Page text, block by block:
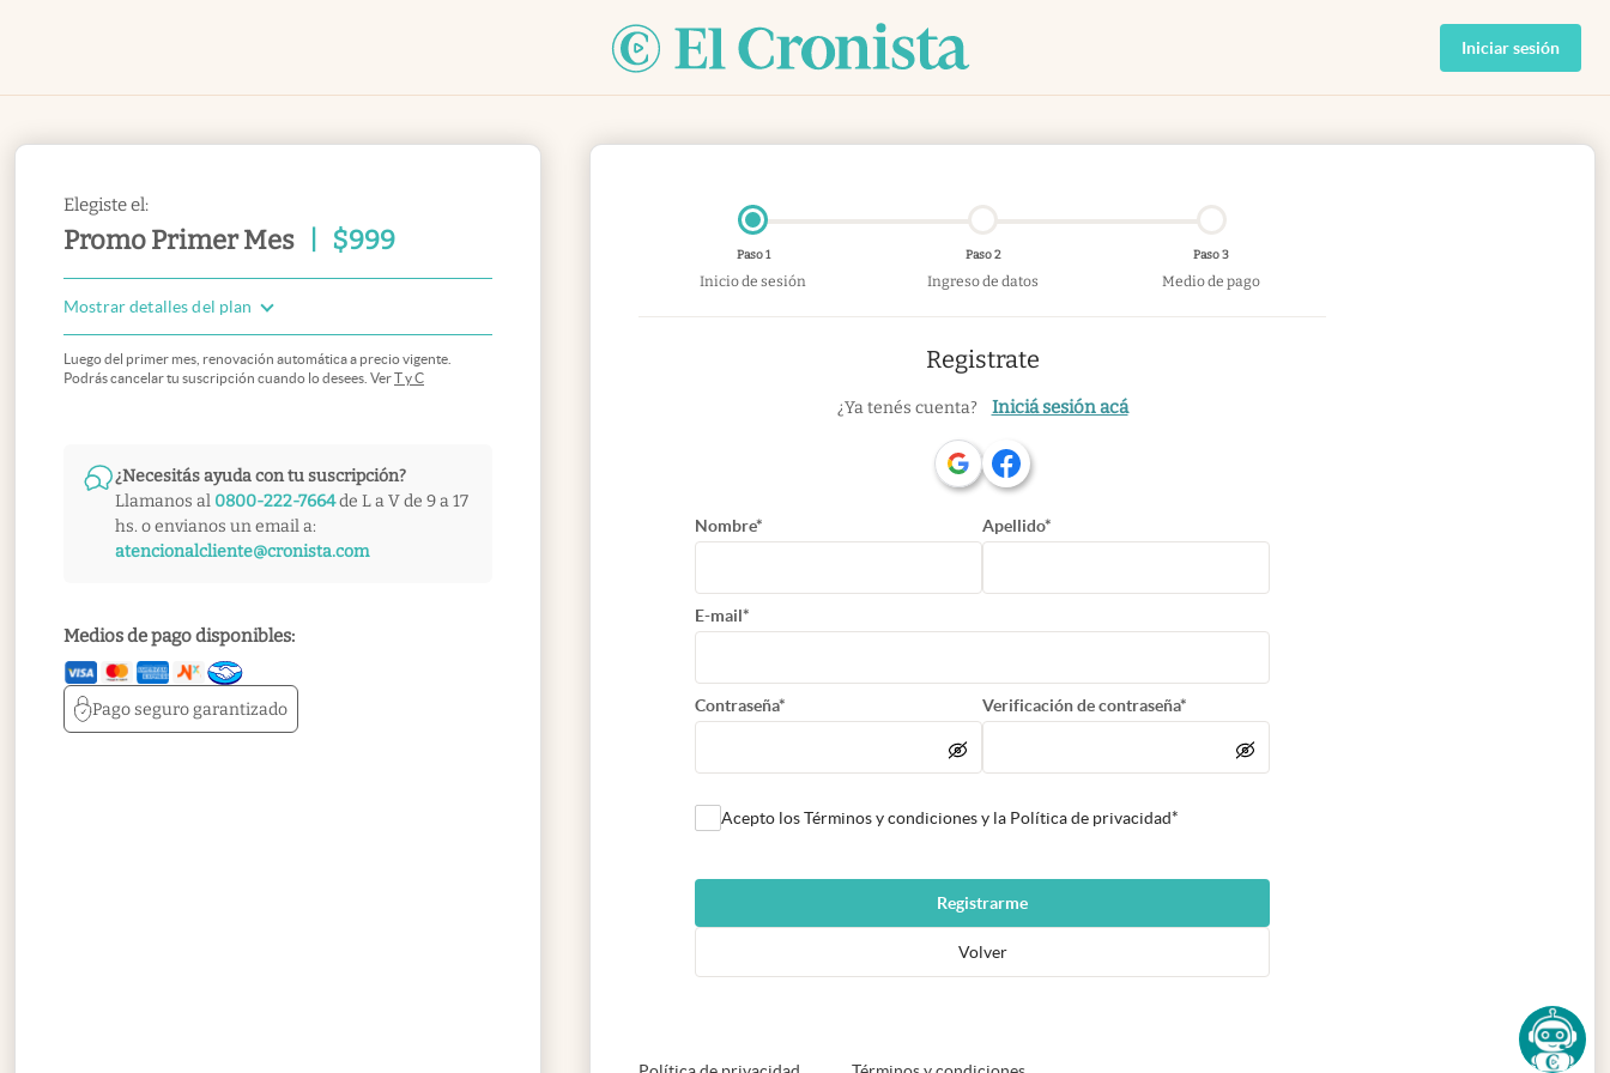
Iniciar sesión
Elegiste el:
Promo Primer Mes $999
Mostrar detalles del plan
Luego del primer mes, renovación automática a precio vigente.
Podrás cancelar tu suscripción cuando lo desees. VerT y C
¿Necesitás ayuda con tu suscripción?
Llamanos al 0800-222-7664de L a V de 9 a 17
hs. o envianos un email a:
atencionalcliente@cronista.com
Medios de pago disponibles:
Pago segurogarantizado
Paso 1
Inicio de sesión
Paso 2
Ingreso de datos
Paso 3
Medio de pago
Registrate
¿Ya tenés cuenta? Iniciá sesión acá
Nombre* Apellido*
E-mail*
Contraseña* Verificación de contraseña*
Acepto los Términos y condiciones y la Política de privacidad*
Registrarme
Volver